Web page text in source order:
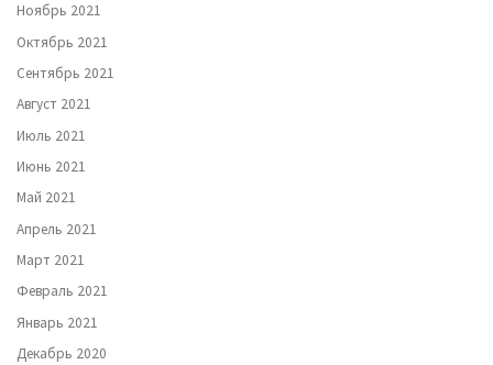
Ноябрь 2021
Октябрь 2021
Сентябрь 2021
Август 2021
Июль 2021
Июнь 2021
Май 2021
Апрель 2021
Март 2021
Февраль 2021
Январь 2021
Декабрь 2020